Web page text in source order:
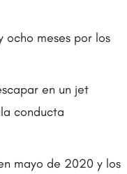
ocho meses por los
en un jet
conducta
mayo de 2020 y los